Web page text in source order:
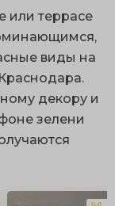
идей.
или террасе
виды на
декору и
зелени